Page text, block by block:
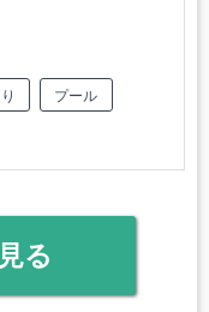
プール
る